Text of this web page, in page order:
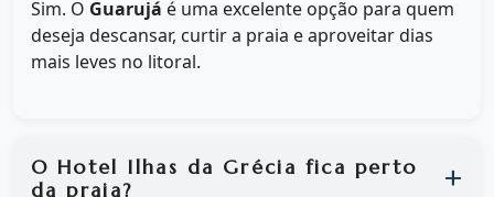
Sim. O Guarujá é uma excelente opção para quem
deseja descansar, curtir a praia e aproveitar dias
mais leves no litoral.
O Hotel Ilhas da Grécia fica perto
da praia?